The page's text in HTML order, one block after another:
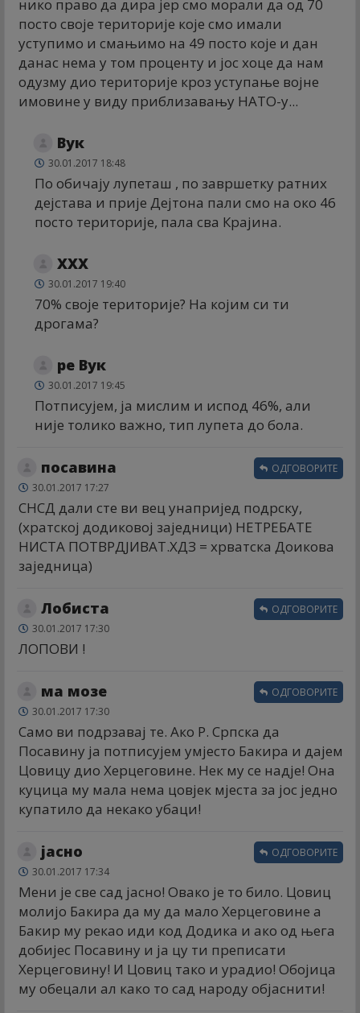
нико право да дира јер смо морали да од 70
посто своје територије које смо имали
уступимо и смањимо на 49 посто које и дан
данас нема у том проценту и јос хоце да нам
одузму дио територије кроз уступање војне
имовине у виду приблизавању НАТО-у...
Вук
30.01.2017 18:48
По обичају лупеташ , по завршетку ратних
дејстава и прије Дејтона пали смо на око 46
посто територије, пала сва Крајина.
XXX
30.01.2017 19:40
70% своје територије? На којим си ти
дрогама?
ре Вук
30.01.2017 19:45
Потписујем, ја мислим и испод 46%, али
није толико важно, тип лупета до бола.
посавина
30.01.2017 17:27
СНСД дали сте ви вец унапријед подрску,
(хратској додиковој заједници) НЕТРЕБАТЕ
НИСТА ПОТВРДЈИВАТ.ХДЗ = хрватска Доикова
заједница)
ОДГОВОРИТЕ
Лобиста
30.01.2017 17:30
ЛОПОВИ !
ОДГОВОРИТЕ
ма мозе
30.01.2017 17:30
Само ви подрзавај те. Ако Р. Српска да
Посавину ја потписујем умјесто Бакира и дајем
Цовицу дио Херцеговине. Нек му се надје! Она
куцица му мала нема цовјек мјеста за јос једно
купатило да некако убаци!
ОДГОВОРИТЕ
јасно
30.01.2017 17:34
Мени је све сад јасно! Овако је то било. Цовиц
молијо Бакира да му да мало Херцеговине а
Бакир му рекао иди код Додика и ако од њега
добијес Посавину и ја цу ти преписати
Херцеговину! И Цовиц тако и урадио! Обојица
му обецали ал како то сад народу објаснити!
ОДГОВОРИТЕ